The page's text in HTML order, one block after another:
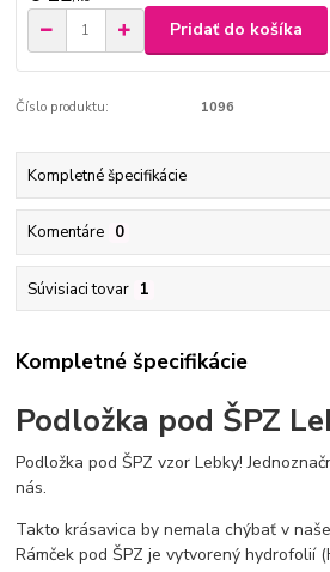
Pridať do košíka
Číslo produktu: 1096
Kompletné špecifikácie
Komentáre 0
Súvisiaci tovar 1
Kompletné špecifikácie
Podložka pod ŠPZ
Podložka pod ŠPZ vzor Lebky!
nás.
Takto krásavica by nemala chýbať v
Rámček pod ŠPZ je vytvorený hydrofolií